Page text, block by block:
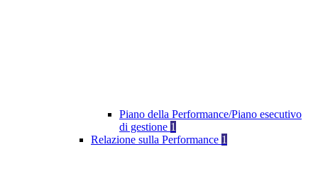
Piano della Performance/Piano esecutivo
di gestione 1
Relazione sulla Performance 1